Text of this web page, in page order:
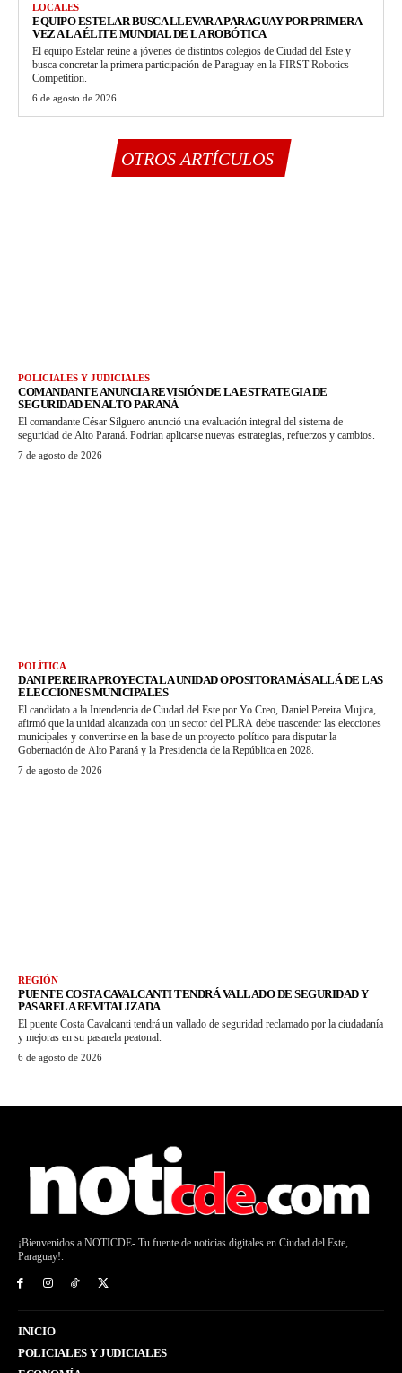
LOCALES
EQUIPO ESTELAR BUSCA LLEVAR A PARAGUAY POR PRIMERA
VEZ A LA ÉLITE MUNDIAL DE LA ROBÓTICA
El equipo Estelar reúne a jóvenes de distintos colegios de Ciudad del Este y
busca concretar la primera participación de Paraguay en la FIRST Robotics
Competition.
6 de agosto de 2026
OTROS ARTÍCULOS
POLICIALES Y JUDICIALES
COMANDANTE ANUNCIA REVISIÓN DE LA ESTRATEGIA DE
SEGURIDAD EN ALTO PARANÁ
El comandante César Silguero anunció una evaluación integral del sistema de
seguridad de Alto Paraná. Podrían aplicarse nuevas estrategias, refuerzos y cambios.
7 de agosto de 2026
POLÍTICA
DANI PEREIRA PROYECTA LA UNIDAD OPOSITORA MÁS ALLÁ DE LAS
ELECCIONES MUNICIPALES
El candidato a la Intendencia de Ciudad del Este por Yo Creo, Daniel Pereira Mujica,
afirmó que la unidad alcanzada con un sector del PLRA debe trascender las elecciones
municipales y convertirse en la base de un proyecto político para disputar la
Gobernación de Alto Paraná y la Presidencia de la República en 2028.
7 de agosto de 2026
REGIÓN
PUENTE COSTA CAVALCANTI TENDRÁ VALLADO DE SEGURIDAD Y
PASARELA REVITALIZADA
El puente Costa Cavalcanti tendrá un vallado de seguridad reclamado por la ciudadanía
y mejoras en su pasarela peatonal.
6 de agosto de 2026
¡Bienvenidos a NOTICDE- Tu fuente de noticias digitales en Ciudad del Este,
Paraguay!.
INICIO
POLICIALES Y JUDICIALES